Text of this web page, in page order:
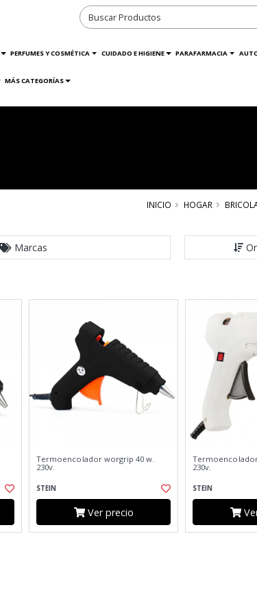
PERFUMES Y COSMÉTICA CUIDADO E HIGIENE PARAFARMACIA
MÁS CATEGORÍAS
INICIO HOGAR
Marcas
Termoencolador worgrip 40 w.
230v.
STEIN
Ver precio
230v.
STEIN